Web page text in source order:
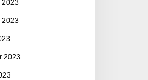
2023
2023
2023